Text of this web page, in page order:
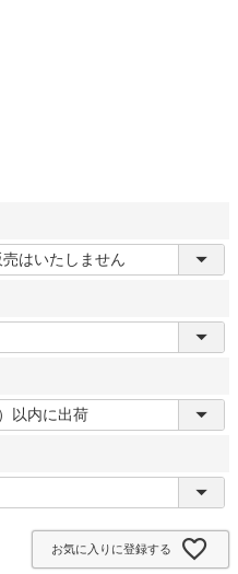
お気に入りに登録する